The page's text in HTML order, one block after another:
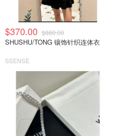
$370.00 $880.00
SHUSHU/TONG 镶饰针织连体衣
SSENSE